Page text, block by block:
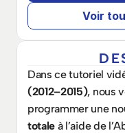
Voir
Dans ce tutoriel
(2012–2015), nous
programmer une
totale à l’aide de